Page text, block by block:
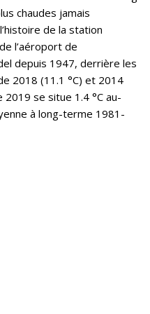
chaudes jamais
de la station
l’aéroport de
depuis 1947, derrière les
2018 (11.1 °C) et 2014
2019 se situe 1.4 °C au-
à long-terme 1981-